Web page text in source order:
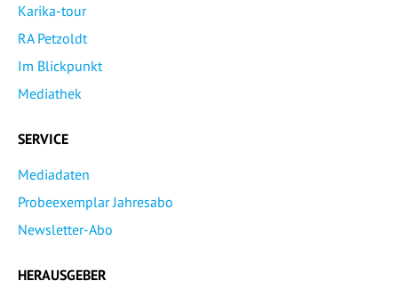
Karika-tour
RA Petzoldt
Im Blickpunkt
Mediathek
SERVICE
Mediadaten
Probeexemplar Jahresabo
Newsletter-Abo
HERAUSGEBER